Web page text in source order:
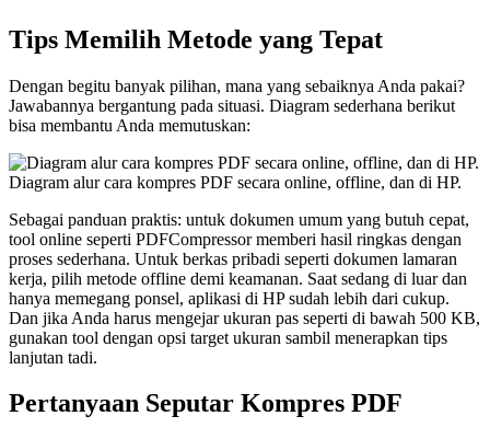
Tips Memilih Metode yang Tepat
Dengan begitu banyak pilihan, mana yang sebaiknya Anda pakai?
Jawabannya bergantung pada situasi. Diagram sederhana berikut
bisa membantu Anda memutuskan:
Diagram alur cara kompres PDF secara online, offline, dan di HP.
Sebagai panduan praktis: untuk dokumen umum yang butuh cepat,
tool online seperti PDFCompressor memberi hasil ringkas dengan
proses sederhana. Untuk berkas pribadi seperti dokumen lamaran
kerja, pilih metode offline demi keamanan. Saat sedang di luar dan
hanya memegang ponsel, aplikasi di HP sudah lebih dari cukup.
Dan jika Anda harus mengejar ukuran pas seperti di bawah 500 KB,
gunakan tool dengan opsi target ukuran sambil menerapkan tips
lanjutan tadi.
Pertanyaan Seputar Kompres PDF